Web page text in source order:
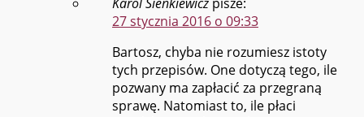
27 stycznia 2016 o 09:33
Bartosz, chyba nie rozumiesz istoty
tych przepisów. One dotyczą tego, ile
pozwany ma zapłacić za przegraną
sprawę. Natomiast to, ile płaci